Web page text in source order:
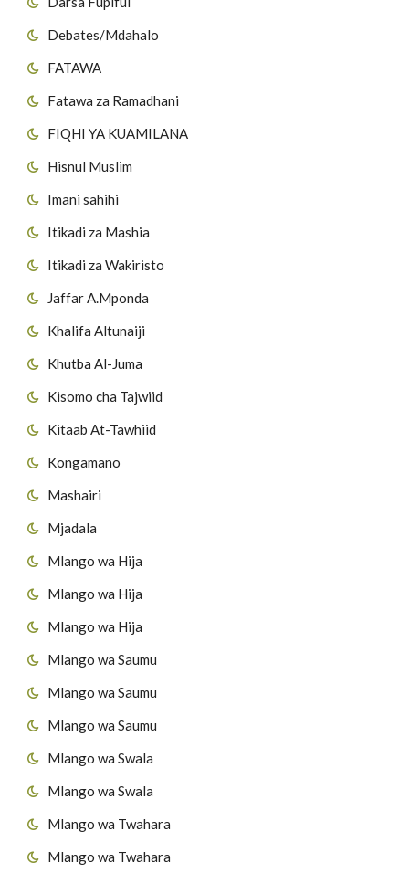
Debates/Mdahalo
FATAWA
Fatawa za Ramadhani
FIQHI YA KUAMILANA
Hisnul Muslim
Imani sahihi
Itikadi za Mashia
Itikadi za Wakiristo
Jaffar A.Mponda
Khalifa Altunaiji
Khutba Al-Juma
Kisomo cha Tajwiid
Kitaab At-Tawhiid
Kongamano
Mashairi
Mjadala
Mlango wa Hija
Mlango wa Hija
Mlango wa Hija
Mlango wa Saumu
Mlango wa Saumu
Mlango wa Saumu
Mlango wa Swala
Mlango wa Swala
Mlango wa Twahara
Mlango wa Twahara